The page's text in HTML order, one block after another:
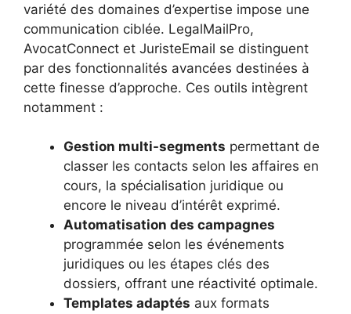
variété des domaines d’expertise impose une
communication ciblée. LegalMailPro,
AvocatConnect et JuristeEmail se distinguent
par des fonctionnalités avancées destinées à
cette finesse d’approche. Ces outils intègrent
notamment :
Gestion multi-segments permettant de
classer les contacts selon les affaires en
cours, la spécialisation juridique ou
encore le niveau d’intérêt exprimé.
Automatisation des campagnes
programmée selon les événements
juridiques ou les étapes clés des
dossiers, offrant une réactivité optimale.
Templates adaptés aux formats